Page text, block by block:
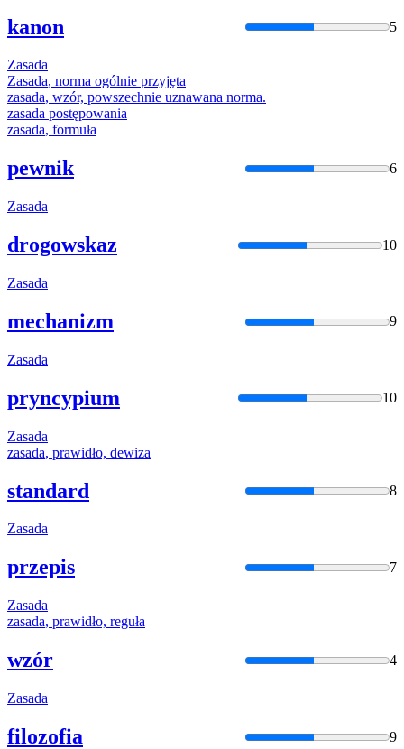
kanon 5
Zasada
Zasada, norma ogólnie przyjęta
zasada, wzór, powszechnie uznawana norma.
zasada postępowania
zasada, formuła
pewnik 6
Zasada
drogowskaz 10
Zasada
mechanizm 9
Zasada
pryncypium 10
Zasada
zasada, prawidło, dewiza
standard 8
Zasada
przepis 7
Zasada
zasada, prawidło, reguła
wzór 4
Zasada
filozofia 9